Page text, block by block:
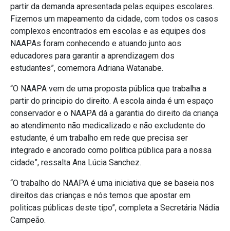
partir da demanda apresentada pelas equipes escolares.
Fizemos um mapeamento da cidade, com todos os casos
complexos encontrados em escolas e as equipes dos
NAAPAs foram conhecendo e atuando junto aos
educadores para garantir a aprendizagem dos
estudantes”, comemora Adriana Watanabe.
“O NAAPA vem de uma proposta pública que trabalha a
partir do principio do direito. A escola ainda é um espaço
conservador e o NAAPA dá a garantia do direito da criança
ao atendimento não medicalizado e não excludente do
estudante, é um trabalho em rede que precisa ser
integrado e ancorado como politica pública para a nossa
cidade”, ressalta Ana Lúcia Sanchez.
“O trabalho do NAAPA é uma iniciativa que se baseia nos
direitos das crianças e nós temos que apostar em
politicas públicas deste tipo”, completa a Secretária Nádia
Campeão.